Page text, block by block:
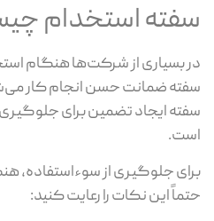
استخدام
بسیاری از شرکت‌ها هنگام
ضمانت حسن انجام کار
ایجاد تضمین برای جلوگیری
جلوگیری از سوءاستفاده،
این نکات را رعایت کنید: